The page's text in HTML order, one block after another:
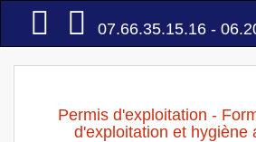
Accueil
07.66.35.15.16 -
Permis d'exploitation -
d'exploitation et hygiène